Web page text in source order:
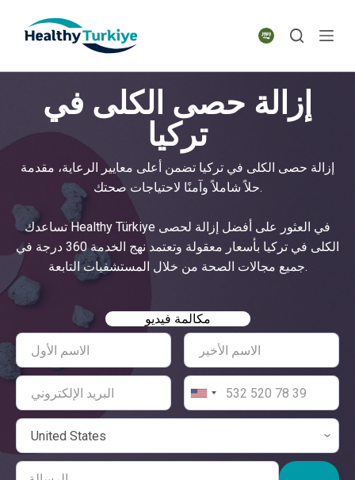
p
n
n
t
إزالة حصى الكلى في
تركيا
إزالة حصى الكلى في تركيا تضمن أعلى معايير الرعاية، مقدمة
حلاً شاملاً وآمنًا لاحتياجات صحتك.
تساعدك Healthy Türkiye في العثور على أفضل إزالة لحصى
الكلى في تركيا بأسعار معقولة وتعتمد نهج الخدمة 360 درجة في
جميع مجالات الصحة من خلال المستشفيات التابعة.
مكالمة فيديو